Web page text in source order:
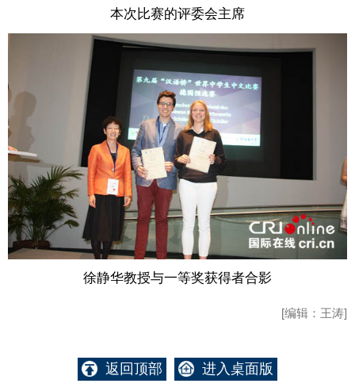
本次比赛的评委会主席
徐静华教授与一等奖获得者合影
[编辑：王涛]
返回顶部 进入桌面版